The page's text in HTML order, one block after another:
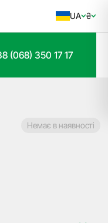
UA ₴
(068) 350 17 17
Немає в наявності